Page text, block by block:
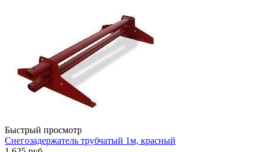
Быстрый просмотр
Снегозадержатель трубчатый 1м, красный